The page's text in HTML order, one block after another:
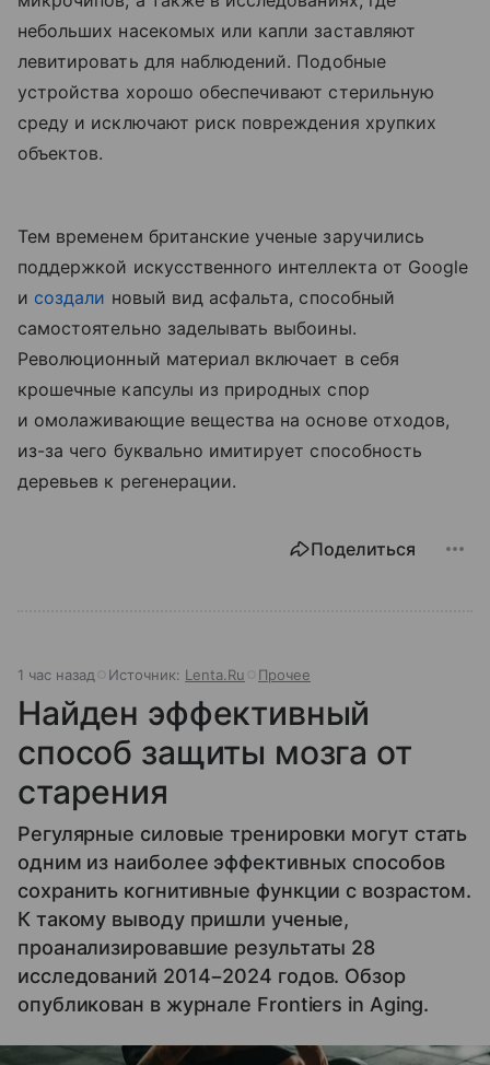
небольших насекомых или капли заставляют
левитировать для наблюдений. Подобные
устройства хорошо обеспечивают стерильную
среду и исключают риск повреждения хрупких
объектов.
Тем временем британские ученые заручились
поддержкой искусственного интеллекта от Google
и создали новый вид асфальта, способный
самостоятельно заделывать выбоины.
Революционный материал включает в себя
крошечные капсулы из природных спор
и омолаживающие вещества на основе отходов,
из-за чего буквально имитирует способность
деревьев к регенерации.
Поделиться
1 час назад Источник: Lenta.Ru Прочее
Найден эффективный
способ защиты мозга от
старения
Регулярные силовые тренировки могут стать
одним из наиболее эффективных способов
сохранить когнитивные функции с возрастом.
К такому выводу пришли ученые,
проанализировавшие результаты 28
исследований 2014−2024 годов. Обзор
опубликован в журнале Frontiers in Aging.